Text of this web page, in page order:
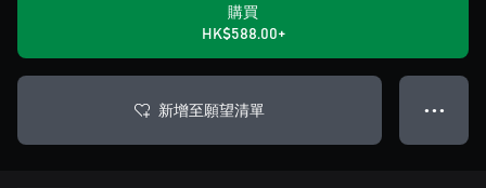
購買
HK$588.00+
新增至願望清單 ● ● ●